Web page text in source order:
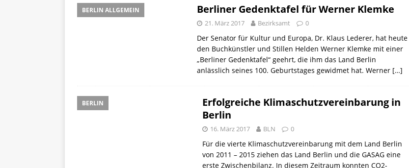
BERLIN ALLGEMEIN Berliner Gedenktafel für Werner Klemke
21. März 2017 Bezirksamt 0
Der Senator für Kultur und Europa, Dr. Klaus Lederer, hat heute
den Buchkünstler und Stillen Helden Werner Klemke mit einer
„Berliner Gedenktafel“ geehrt, die ihm das Land Berlin
anlässlich seines 100. Geburtstages gewidmet hat. Werner […]
BERLIN
Erfolgreiche Klimaschutzvereinbarung in
Berlin
16. März 2017 BLN 0
Für die vierte Klimaschutzvereinbarung mit dem Land Berlin
von 2011 – 2015 ziehen das Land Berlin und die GASAG eine
erste Zwischenbilanz. In diesem Zeitraum konnten CO2-